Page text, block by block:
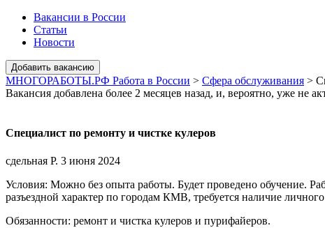
Вакансии в России
Статьи
Новости
МНОГОРАБОТЫ.РФ Работа в России > Сфера обслуживания >
Вакансия добавлена более 2 месяцев назад, и, вероятно, уже не
Специалист по ремонту и чистке кулеров
сдельная Р. 3 июня 2024
Условия: Можно без опыта работы. Будет проведено обучение.
разъездной характер по городам КМВ, требуется наличие
Обязанности: ремонт и чистка кулеров и пурифайеров.